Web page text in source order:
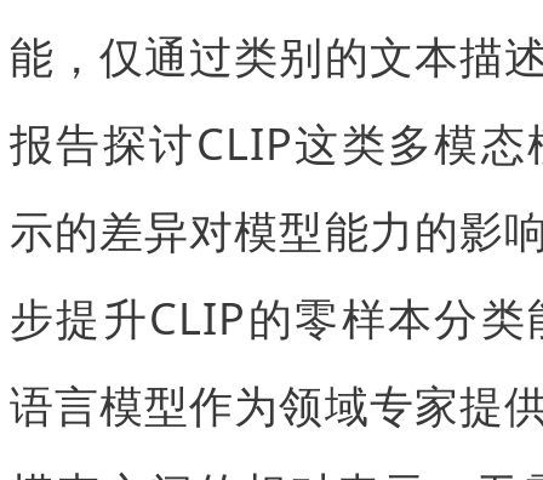
能，仅通过类别的文本描
报告探讨CLIP这类多模
示的差异对模型能力的影
步提升CLIP的零样本分
语言模型作为领域专家提